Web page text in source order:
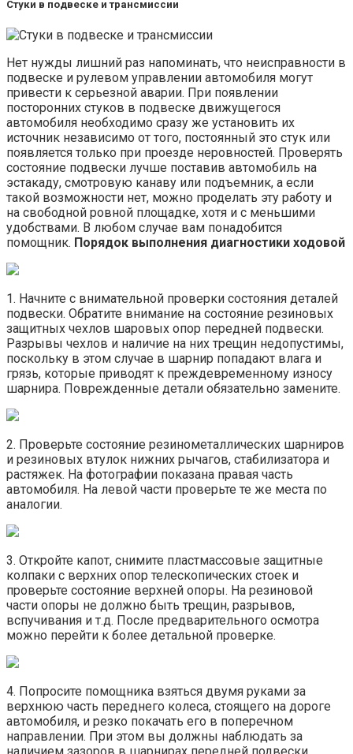
Стуки в подвеске и трансмиссии
Нет нужды лишний раз напоминать, что неисправности в
подвеске и рулевом управлении автомобиля могут
привести к серьезной аварии. При появлении
посторонних стуков в подвеске движущегося
автомобиля необходимо сразу же установить их
источник независимо от того, постоянный это стук или
появляется только при проезде неровностей. Проверять
состояние подвески лучше поставив автомобиль на
эстакаду, смотровую канаву или подъемник, а если
такой возможности нет, можно проделать эту работу и
на свободной ровной площадке, хотя и с меньшими
удобствами. В любом случае вам понадобится
помощник. Порядок выполнения диагностики ходовой
1. Начните с внимательной проверки состояния деталей
подвески. Обратите внимание на состояние резиновых
защитных чехлов шаровых опор передней подвески.
Разрывы чехлов и наличие на них трещин недопустимы,
поскольку в этом случае в шарнир попадают влага и
грязь, которые приводят к преждевременному износу
шарнира. Поврежденные детали обязательно замените.
2. Проверьте состояние резинометаллических шарниров
и резиновых втулок нижних рычагов, стабилизатора и
растяжек. На фотографии показана правая часть
автомобиля. На левой части проверьте те же места по
аналогии.
3. Откройте капот, снимите пластмассовые защитные
колпаки с верхних опор телескопических стоек и
проверьте состояние верхней опоры. На резиновой
части опоры не должно быть трещин, разрывов,
вспучивания и т.д. После предварительного осмотра
можно перейти к более детальной проверке.
4. Попросите помощника взяться двумя руками за
верхнюю часть переднего колеса, стоящего на дороге
автомобиля, и резко покачать его в поперечном
направлении. При этом вы должны наблюдать за